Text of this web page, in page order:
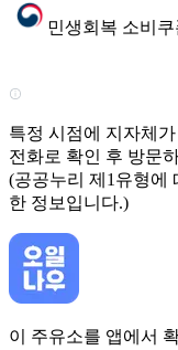
민생회복 소비쿠
특정 시점에 지자체
전화로 확인 후 방문
(공공누리 제1유형에
한 정보입니다.)
이 주유소를 앱에서